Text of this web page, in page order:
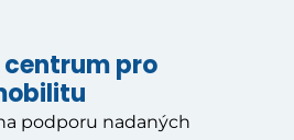
pro
podporu nadaných